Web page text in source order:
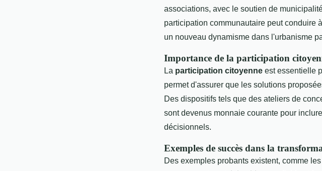
associations, avec le soutien de
participation communautaire peut conduire
un nouveau dynamisme dans l'urbanisme
Importance de la participation
La participation citoyenne est essentielle
permet d'assurer que les solutions
Des dispositifs tels que des ateliers de
sont devenus monnaie courante pour
décisionnels.
Exemples de succès dans la
Des exemples probants existent, comme